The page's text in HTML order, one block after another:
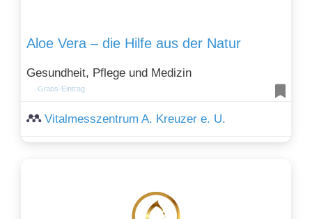
Aloe Vera – die Hilfe aus der Natur
Gesundheit, Pflege und Medizin
Gratis-Eintrag
Vitalmesszentrum A. Kreuzer e. U.